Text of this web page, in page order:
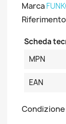
Marca
Riferimento
Scheda
MPN
EAN
Condizione